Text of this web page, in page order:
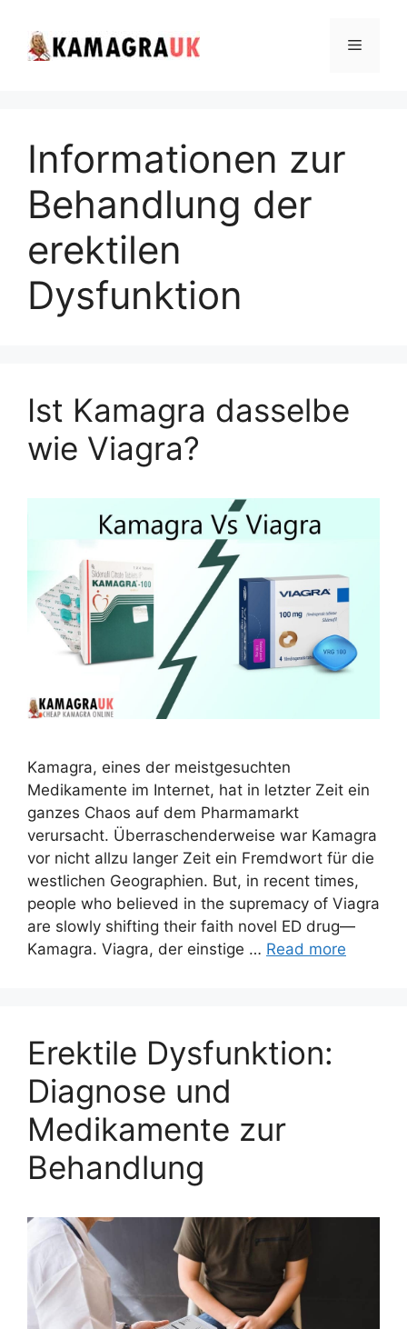
content
Menu
Informationen zur
Behandlung der
erektilen
Dysfunktion
Ist Kamagra dasselbe
wie Viagra?
Kamagra, eines der meistgesuchten
Medikamente im Internet, hat in letzter Zeit ein
ganzes Chaos auf dem Pharmamarkt
verursacht. Überraschenderweise war Kamagra
vor nicht allzu langer Zeit ein Fremdwort für die
westlichen Geographien. But, in recent times,
people who believed in the supremacy of Viagra
are slowly shifting their faith novel ED drug—
Kamagra. Viagra, der einstige … Read more
Erektile Dysfunktion:
Diagnose und
Medikamente zur
Behandlung